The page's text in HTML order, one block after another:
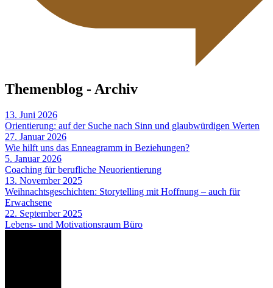
Themenblog - Archiv
13. Juni 2026
Orientierung: auf der Suche nach Sinn und glaubwürdigen Werten
27. Januar 2026
Wie hilft uns das Enneagramm in Beziehungen?
5. Januar 2026
Coaching für berufliche Neuorientierung
13. November 2025
Weihnachtsgeschichten: Storytelling mit Hoffnung – auch für
Erwachsene
22. September 2025
Lebens- und Motivationsraum Büro